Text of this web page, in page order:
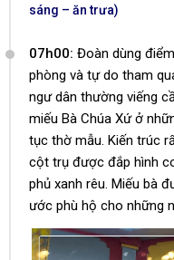
sáng – ăn trưa)
07h00: Đoàn dùng
phòng và tự do tham
ngư dân thường viếng
miếu Bà Chúa Xứ ở
tục thờ mẫu. Kiến trúc
cột trụ được đắp hình
phủ xanh rêu. Miếu bà
ước phù hộ cho những